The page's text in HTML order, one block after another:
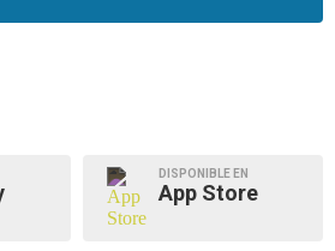
DISPONIBLE EN
App Store